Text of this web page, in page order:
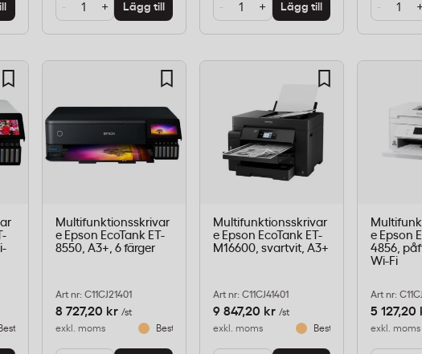
- + Lägg till - + Lägg till - +
Multifunktionsskrivar
e Epson EcoTank ET-
8550, A3+, 6 färger
Art nr: C11CJ21401
8 727,20 kr /st
exkl. moms
Beställningsvara
Multifunktionsskrivar
e Epson EcoTank ET-
M16600, svartvit, A3+
Art nr: C11CJ41401
9 847,20 kr /st
exkl. moms
Beställningsvara
e Epson
4856,
Wi-Fi
Art nr:
5 127,20
exkl. moms